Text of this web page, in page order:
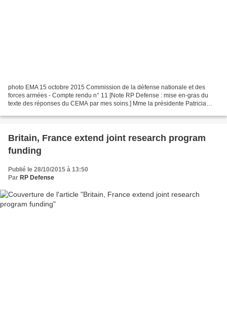
photo EMA 15 octobre 2015 Commission de la défense nationale et des
forces armées - Compte rendu n° 11 [Note RP Defense : mise en-gras du
texte des réponses du CEMA par mes soins.] Mme la présidente Patricia
Britain, France extend joint research program
funding
Publié le 28/10/2015 à 13:50
Par RP Defense